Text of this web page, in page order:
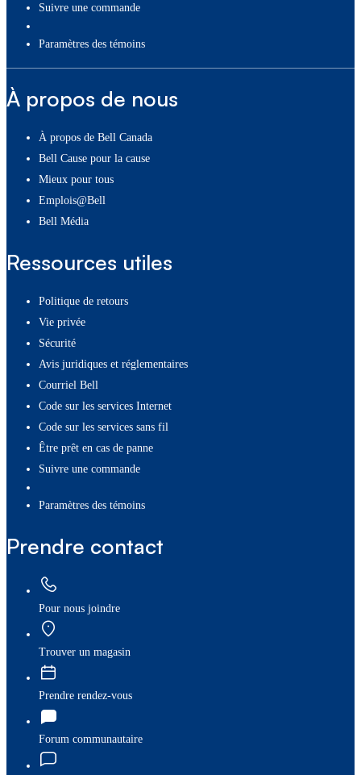
Suivre une commande
paramètres des témoins
À propos de nous
À propos de Bell Canada
Bell Cause pour la cause
Mieux pour tous
Emplois@Bell
Bell Média
Ressources utiles
Politique de retours
Vie privée
Sécurité
Avis juridiques et réglementaires
Courriel Bell
Code sur les services Internet
Code sur les services sans fil
Être prêt en cas de panne
Suivre une commande
paramètres des témoins
Prendre contact
Pour nous joindre
Trouver un magasin
Prendre rendez-vous
Forum communautaire